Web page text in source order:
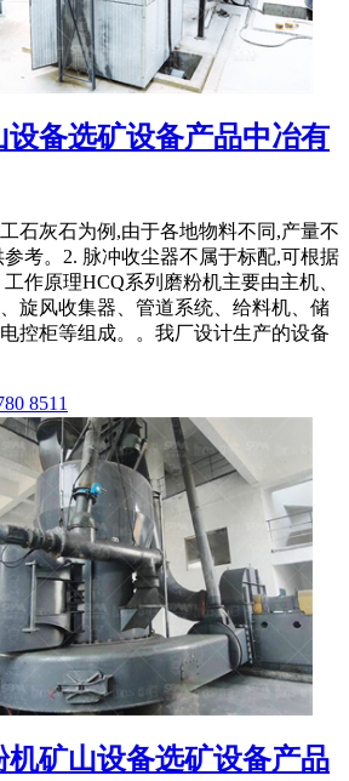
设备选矿设备产品中冶有
石灰石为例,由于各地物料不同,产量不
考。2. 脉冲收尘器不属于标配,可根据
作原理HCQ系列磨粉机主要由主机、
旋风收集器、管道系统、给料机、储
控柜等组成。。我厂设计生产的设备
8511
机矿山设备选矿设备产品